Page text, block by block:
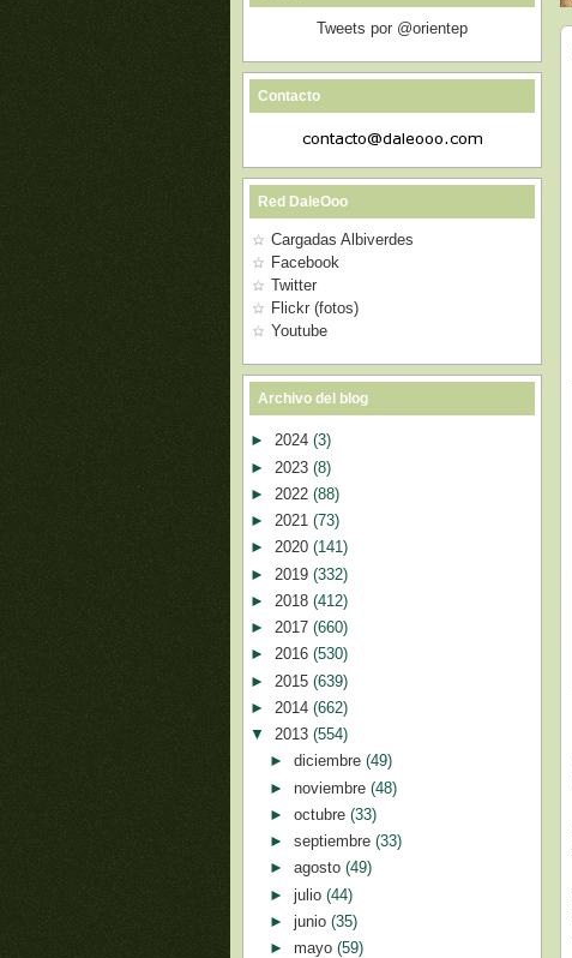
Tweets por @orientep
Contacto
Red DaleOoo
Cargadas Albiverdes
Facebook
Twitter
Flickr (fotos)
Youtube
Archivo del blog
► 2024 (3)
► 2023 (8)
► 2022 (88)
► 2021 (73)
► 2020 (141)
► 2019 (332)
► 2018 (412)
► 2017 (660)
► 2016 (530)
► 2015 (639)
► 2014 (662)
▼ 2013 (554)
► diciembre (49)
► noviembre (48)
► octubre (33)
► septiembre (33)
► agosto (49)
► julio (44)
► junio (35)
► mayo (59)